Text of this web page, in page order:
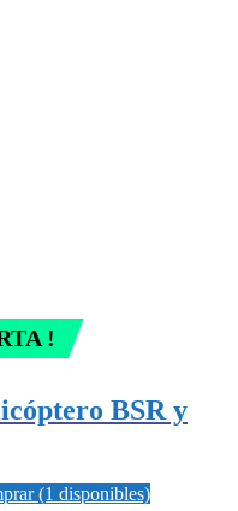
!
BSR y
(1 disponibles)